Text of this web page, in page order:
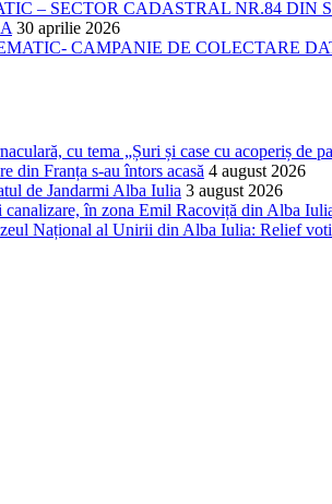
– SECTOR CADASTRAL NR.84 DIN
30 aprilie 2026
CAMPANIE DE COLECTARE
cu tema „Șuri și case cu acoperiș de
din Franța s-au întors acasă 4 august 2026
de Jandarmi Alba Iulia 3 august 2026
canalizare, în zona Emil Racoviță din Alba
Național al Unirii din Alba Iulia: Relief